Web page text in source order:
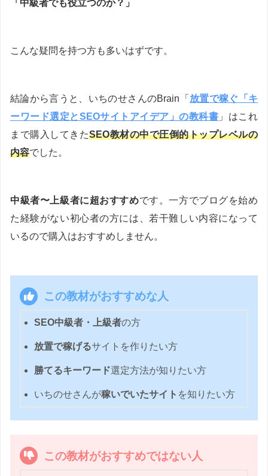
「中級者でも役立つのか？」
こんな疑問を持つ方も多いはずです。
結論から言うと、いちのせさんのBrain「 放置で稼ぐ「キ
ーワード選定とSEOサイトアイデア」の教科書 」はこれ
まで購入してきたSEO教材の中で圧倒的トップレベルの
内容でした。
中級者〜上級者に超おすすめです。一方でブログを始め
た経験がない初心者の方には、若干難しい内容になって
いるので購入はおすすめしません。
この教材がおすすめな人
SEO中級者・上級者の方
放置で稼げるサイトを作りたい方
勝てるキーワード選定方法が知りたい方
いちのせさんが稼いでいたサイト を知りたい方
この教材がおすすめではない人